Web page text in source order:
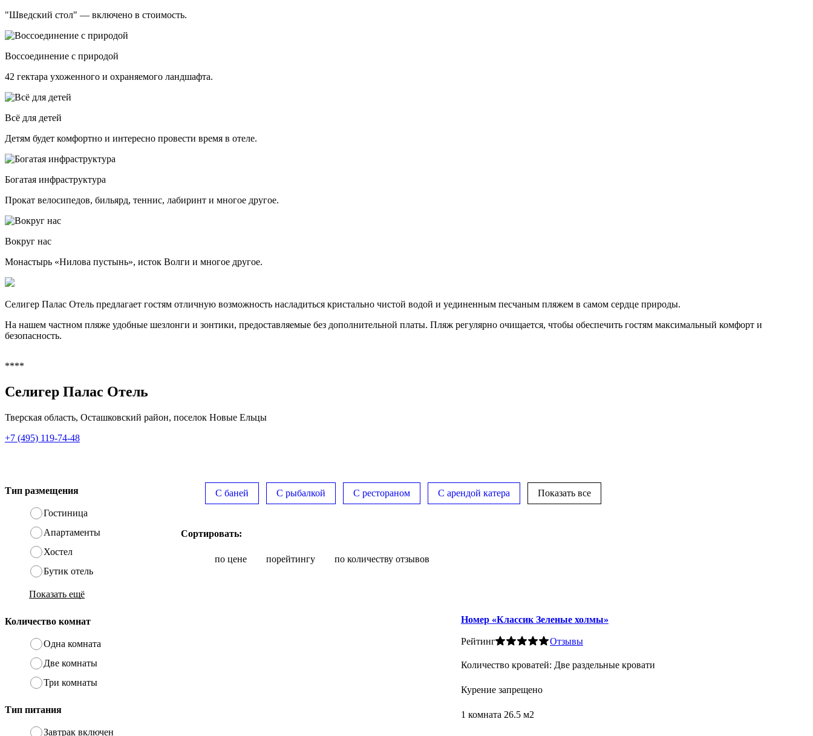
"Шведский стол" — включено в стоимость.
Воссоединение с природой
42 гектара ухоженного и охраняемого ландшафта.
Всё для детей
Детям будет комфортно и интересно провести время в отеле.
Богатая инфраструктура
Прокат велосипедов, бильярд, теннис, лабиринт и многое другое.
Вокруг нас
Монастырь «Нилова пустынь», исток Волги и многое другое.
Селигер Палас Отель предлагает гостям отличную возможность насладиться кристально чистой водой и уединенным песчаным пляжем в самом сердце природы.
На нашем частном пляже удобные шезлонги и зонтики, предоставляемые без дополнительной платы. Пляж регулярно очищается, чтобы обеспечить гостям максимальный комфорт и
безопасность.
****
Селигер Палас Отель
Тверская область, Осташковский район, поселок Новые Ельцы
+7 (495) 119-74-48
Тип размещения
Гостиница
Апартаменты
Хостел
Бутик отель
Показать ещё
Количество комнат
Одна комната
Две комнаты
Три комнаты
Тип питания
Завтрак включен
С баней С рыбалкой С рестораном С арендой катера Показать все
Сортировать:
по цене порейтингу по количеству отзывов
Номер«Классик Зеленые холмы»
Рейтинг Отзывы
Количество кроватей: Две раздельные кровати
Курение запрещено
1 комната 26.5 м2